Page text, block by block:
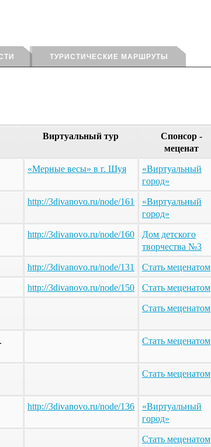
ТУРИСТИЧЕСКИЕ МАРШРУТЫ
Виртуальный тур
Спонсор -
меценат
«Мерные весы» в г. Шуя
«Виртуальный
город»
http://3divanovo.ru/node/161
«Виртуальный
город»
http://3divanovo.ru/node/160
Дом детского
творчества №3
http://3divanovo.ru/node/131 Стать меценатом
http://3divanovo.ru/node/150 Стать меценатом
Стать меценатом
Стать меценатом
Стать меценатом
http://3divanovo.ru/node/136
«Виртуальный
город»
Стать меценатом